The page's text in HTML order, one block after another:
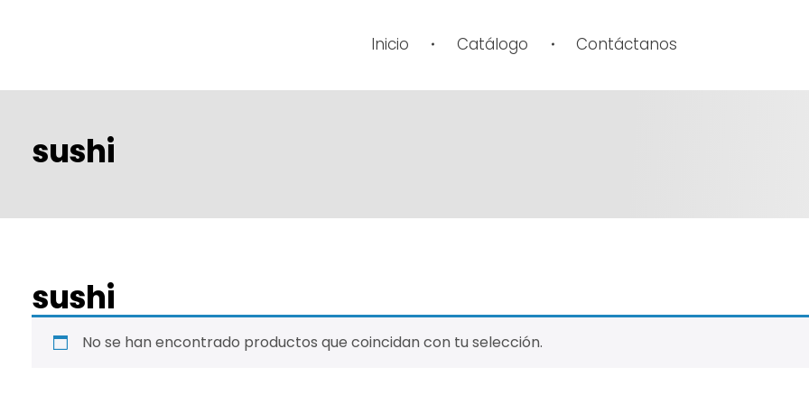
Inicio Catálogo Contáctanos
sushi
sushi
No se han encontrado productos que coincidan con tu selección.